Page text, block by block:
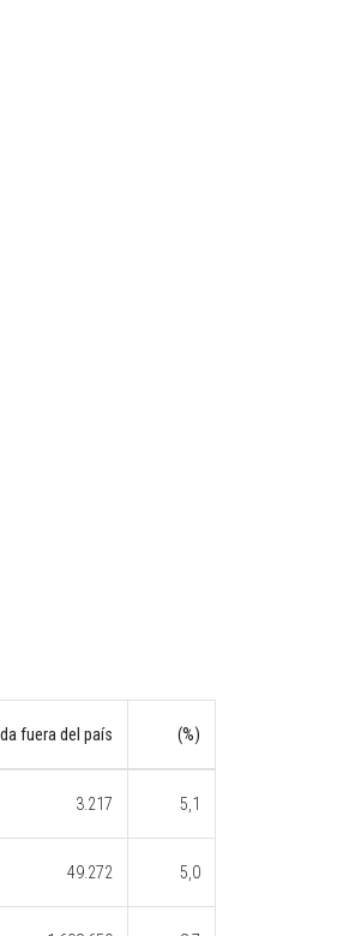
fuera del país (%)
3.217 5,1
49.272 5,0